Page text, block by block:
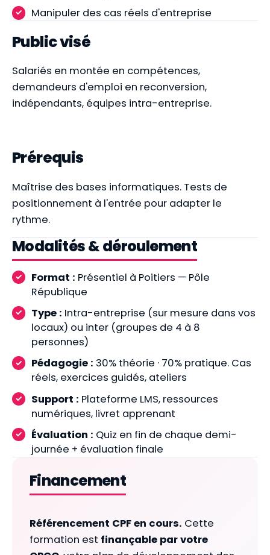
Manipuler des cas réels d'entreprise
Public visé
Salariés en montée en compétences,
demandeurs d'emploi en reconversion,
indépendants, équipes intra-entreprise.
Prérequis
Maîtrise des bases informatiques. Tests de
positionnement à l'entrée pour adapter le
rythme.
Modalités & déroulement
Format : Présentiel à Poitiers — Pôle
République
Type : Intra-entreprise (sur mesure dans vos
locaux) ou inter (groupes de 4 à 8
personnes)
Pédagogie : 30% théorie · 70% pratique. Cas
réels, exercices guidés, ateliers
Support : Plateforme LMS, ressources
numériques, livret apprenant
Évaluation : Quiz en fin de chaque demi-
journée + évaluation finale
Financement
Référencement CPF en cours. Cette
formation est finançable par votre